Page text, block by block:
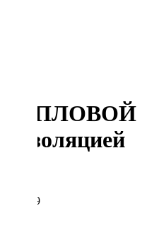
ТЕПЛОВОЙ
изоляцией